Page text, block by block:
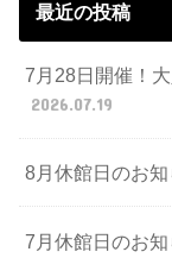
最近の投稿
7月28日開催！
2026.07.19
8月休館日のお
7月休館日のお